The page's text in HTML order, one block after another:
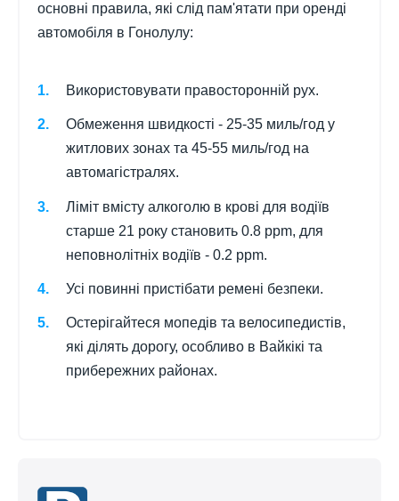
основні правила, які слід пам'ятати при оренді
автомобіля в Гонолулу:
Використовувати правосторонній рух.
Обмеження швидкості - 25-35 миль/год у
житлових зонах та 45-55 миль/год на
автомагістралях.
Ліміт вмісту алкоголю в крові для водіїв
старше 21 року становить 0.8 ppm, для
неповнолітніх водіїв - 0.2 ppm.
Усі повинні пристібати ремені безпеки.
Остерігайтеся мопедів та велосипедистів,
які ділять дорогу, особливо в Вайкікі та
прибережних районах.